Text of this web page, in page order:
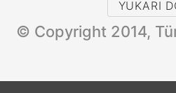
YUKARI
© Copyright 2014,